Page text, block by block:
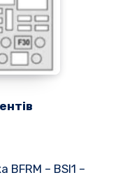
BFRM – BSI1 –